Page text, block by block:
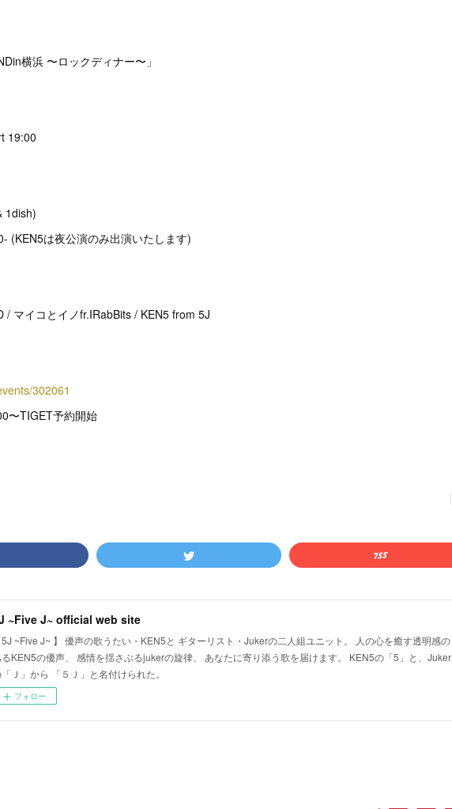
横浜 〜ロックディナー〜」
19:00
1dish)
(KEN5は夜公演のみ出演いたします)
マイコとイノfr.IRabBits / KEN5 from 5J
302061
〜TIGET予約開始
~Five J~ official web site
5J ~Five J~ 】 優声の歌うたい・KEN5と ギターリスト・Jukerの二人組ユニット。 人の心を癒す透明感の
るKEN5の優声、 感情を揺さぶるjukerの旋律、 あなたに寄り添う歌を届けます。 KEN5の「5」と、Juker
Ｊ」から 「５Ｊ」と名付けられた。
フォロー